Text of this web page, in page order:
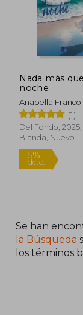
5%
dcto.
Nada más
noche
Anabella Franco
(1)
Del Fondo,
Blanda, Nuevo
Se han
la Búsqueda
los términos